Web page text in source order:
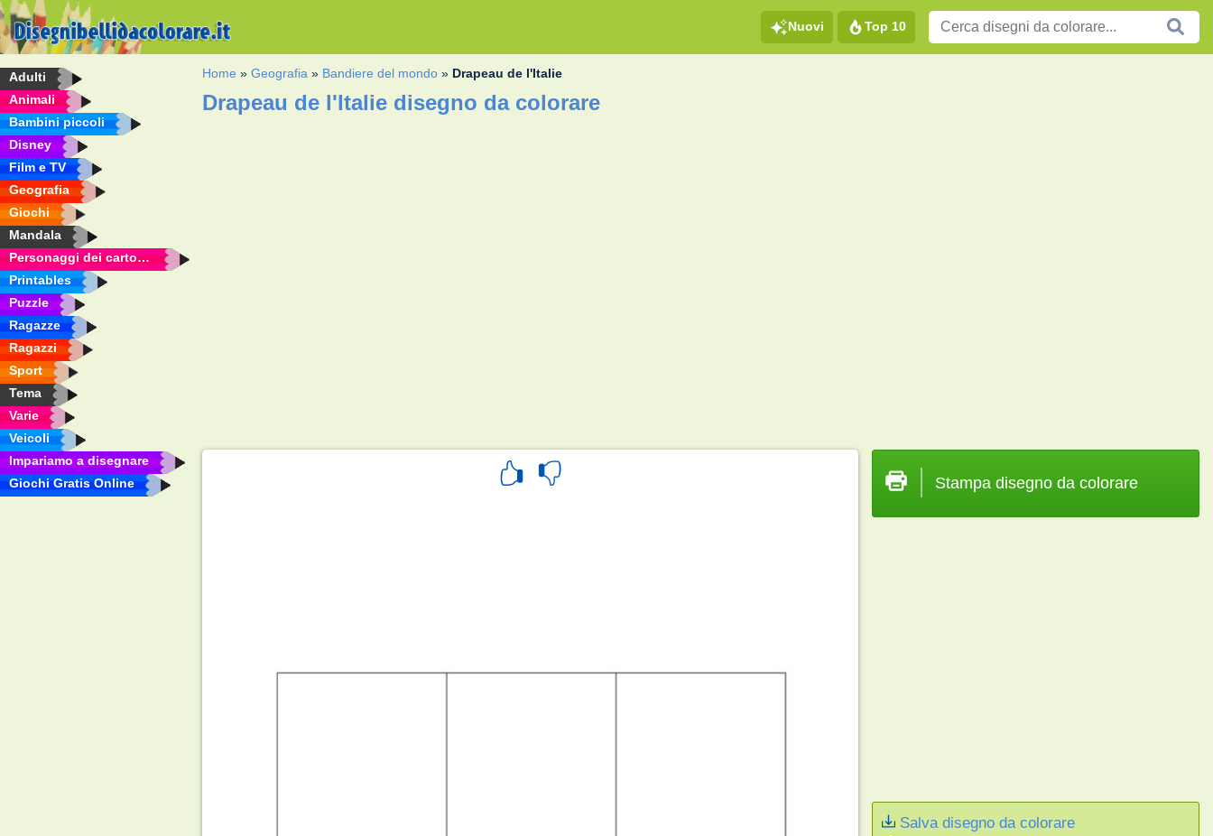
Nuovi Top 10
Adulti
Animali
Bambini piccoli
Disney
Film e TV
Geografia
Giochi
Mandala
Personaggi dei cartoni animati
Printables
Puzzle
Ragazze
Ragazzi
Sport
Tema
Varie
Veicoli
Impariamo a disegnare
Giochi Gratis Online
Home »Geografia » Bandiere del mondo » Drapeau de l'Italie
Drapeau de l'Italie disegno da colorare
Stampa disegno da colorare
Salva disegno da colorare